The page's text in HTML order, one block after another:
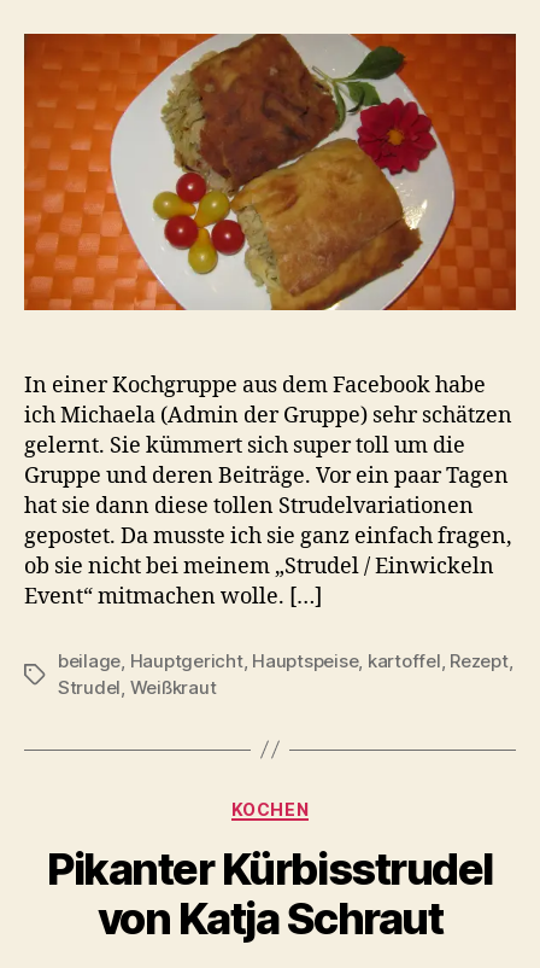
Erdäpfelstrudel
von
Michaela
In einer Kochgruppe aus dem Facebook habe
ich Michaela (Admin der Gruppe) sehr schätzen
gelernt. Sie kümmert sich super toll um die
Gruppe und deren Beiträge. Vor ein paar Tagen
hat sie dann diese tollen Strudelvariationen
gepostet. Da musste ich sie ganz einfach fragen,
ob sie nicht bei meinem „Strudel / Einwickeln
Event“ mitmachen wolle. […]
Schlagwörter
beilage, Hauptgericht, Hauptspeise, kartoffel, Rezept,
Strudel, Weißkraut
Kategorien
KOCHEN
Pikanter Kürbisstrudel
von Katja Schraut